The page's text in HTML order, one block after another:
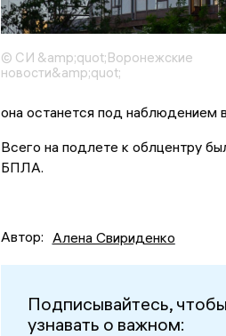
© СИ &amp;quot;Воронежские
новости&amp;quot;
она останется под наблюдением
Всего на подлете к облцентру
БПЛА.
Автор: Алена Свириденко
Подписывайтесь,
узнавать о важном: